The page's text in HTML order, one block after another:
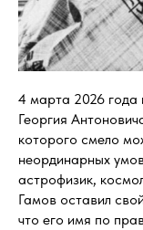
4 марта 2026 года
Георгия
которого смело
неординарных
астрофизик,
Гамов оставил
что его имя по